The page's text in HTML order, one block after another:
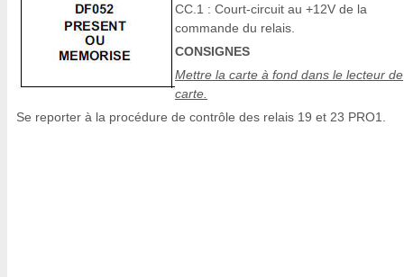
CC.1 : Court-circuit au +12V de la
commande du relais.
CONSIGNES
Mettre la carte à fond dans le lecteur de
carte.
Se reporter à la procédure de contrôle des relais 19 et 23 PRO1.